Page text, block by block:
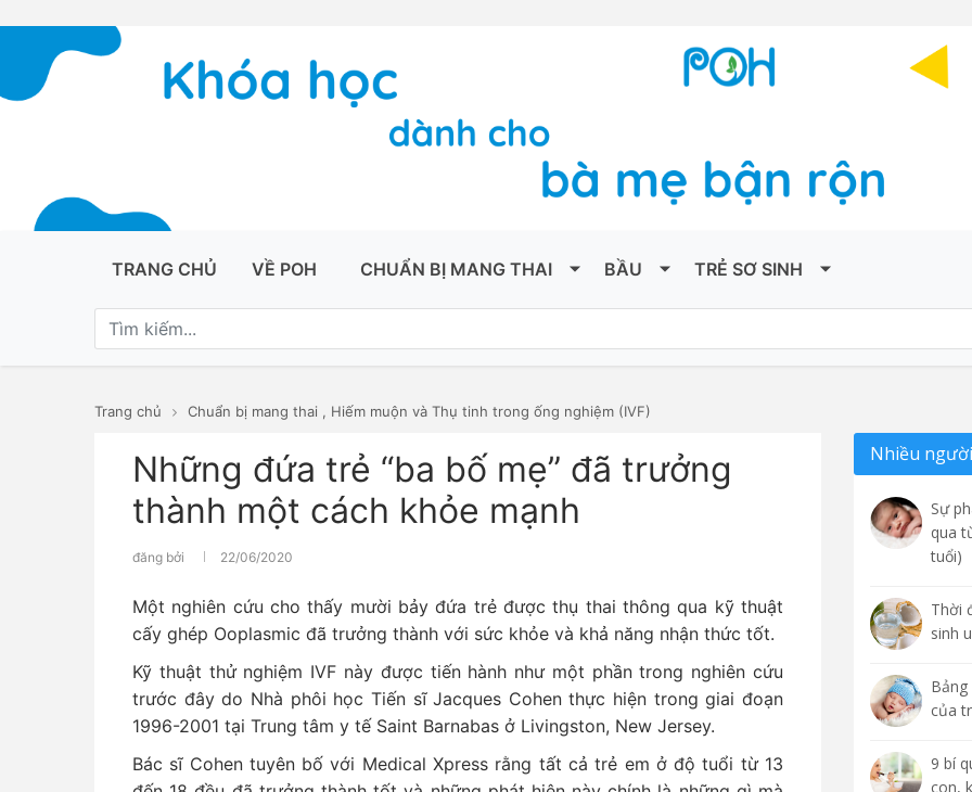
TRANG CHỦ VỀ POH CHUẨN BỊ MANG THAI BẦU TRẺ SƠ SINH
Trang chủ Chuẩn bị mang thai , Hiếm muộn và Thụ tinh trong ống nghiệm (IVF)
Những đứa trẻ “ba bố mẹ” đã trưởng
thành một cách khỏe mạnh
đăng bởi 22/06/2020
Một nghiên cứu cho thấy mười bảy đứa trẻ được thụ thai thông qua kỹ thuật
cấy ghép Ooplasmic đã trưởng thành với sức khỏe và khả năng nhận thức tốt.
Kỹ thuật thử nghiệm IVF này được tiến hành như một phần trong nghiên cứu
trước đây do Nhà phôi học Tiến sĩ Jacques Cohen thực hiện trong giai đoạn
1996-2001 tại Trung tâm y tế Saint Barnabas ở Livingston, New Jersey.
Bác sĩ Cohen tuyên bố với Medical Xpress rằng tất cả trẻ em ở độ tuổi từ 13
Nhiều
Sự
qua
tuổi)
Thời
sinh
Bảng
của
9 bí
con,